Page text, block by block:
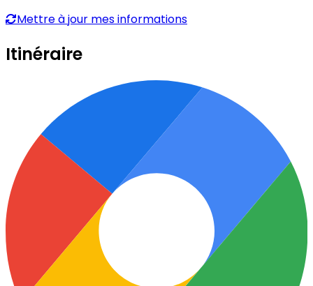
Mettre à jour mes informations
Itinéraire